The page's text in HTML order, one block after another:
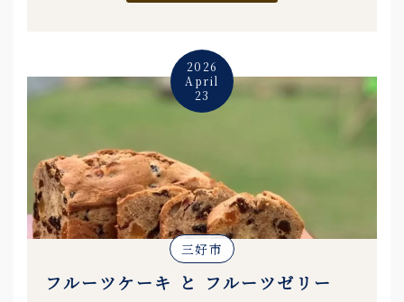
2026
April
23
三好市
フルーツケーキ と フルーツゼリー